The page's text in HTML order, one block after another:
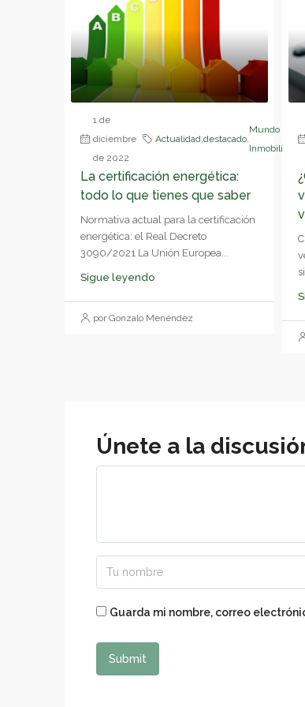
1 de
diciembre
de 2022
Actualidad,destacado,
Mundo
Inmobiliario
La certificación energética:
todo lo que tienes que saber
Normativa actual para la certificación
energética: el Real Decreto
3090/2021 La Unión Europea...
Sigue leyendo
por Gonzalo Menéndez
Únete a la
Guarda mi nombre, correo